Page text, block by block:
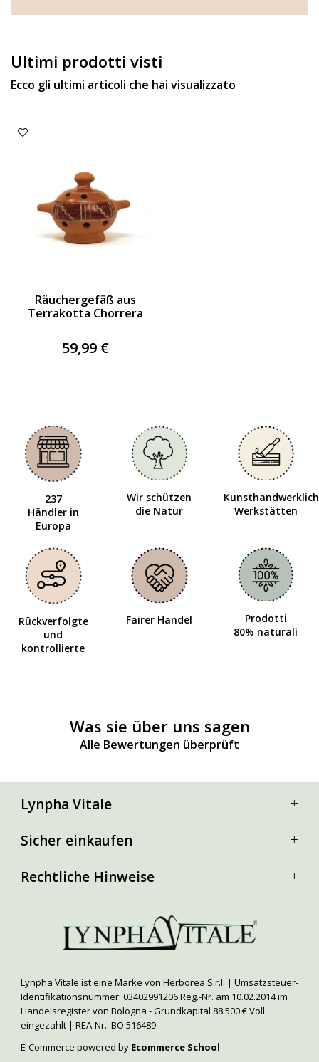
Ultimi prodotti visti
Ecco gli ultimi articoli che hai visualizzato
Räuchergefäß aus
Terrakotta Chorrera
59,99 €
237
Händler in
Europa
Wir schützen
die Natur
Werkstätten
Rückverfolgte
und
kontrollierte
Fairer Handel
Prodotti
80% naturali
Was sie über uns sagen
Alle Bewertungen überprüft
Lynpha Vitale
Sicher einkaufen
Rechtliche Hinweise
Lynpha Vitale ist eine Marke von Herborea S.r.l. | Umsatzsteuer-
Identifikationsnummer: 03402991206 Reg.-Nr. am 10.02.2014 im
Handelsregister von Bologna - Grundkapital 88.500 € Voll
eingezahlt | REA-Nr.: BO 516489
E-Commerce powered by Ecommerce School